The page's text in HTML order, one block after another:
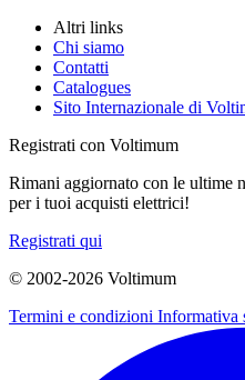
Altri links
Chi siamo
Contatti
Catalogues
Sito Internazionale di
Registrati con Voltimum
Rimani aggiornato con le ultime
per i tuoi acquisti elettrici!
Registrati qui
© 2002-2026 Voltimum
Termini e condizioni Informativa